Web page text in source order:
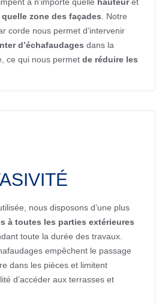
quelle zone des façades . Notre
corde nous permet d’intervenir
d’échafaudages dans la
ce qui nous permet de réduire les
nous disposons d’une plus
à toutes les parties extérieures
toute la durée des travaux.
empêchent le passage
dans les pièces et limitent
d’accéder aux terrasses et